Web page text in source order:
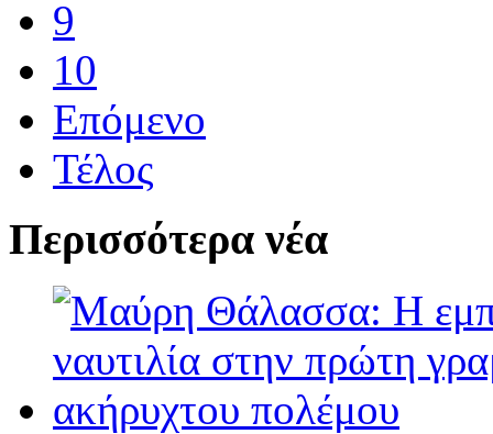
9
10
Επόμενο
Τέλος
Περισσότερα νέα